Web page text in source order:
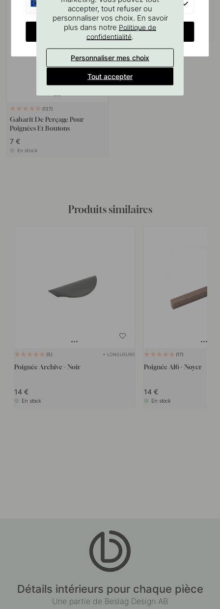
127
Gabarit De Perçage Pour
Poignées Et Boutons
7 €
En stock
Produits similaires
3 + LONGUEURS
Poignée Archive - Noir
14
En stock
17
Poignée A16 - Noyer
14
En stock
Détails intérieurs pour chaque pièce
Une partie de Beslag Design AB
accepter, tout refuser ou
personnaliser vos choix. En savoir
plus dans notre Politique de
confidentialité.
Personnaliser mes choix
Tout accepter
CHANGE COUNTRY